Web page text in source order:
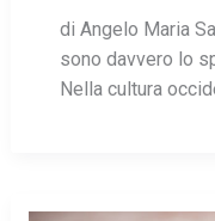
di Angelo Maria
sono davvero lo
Nella cultura